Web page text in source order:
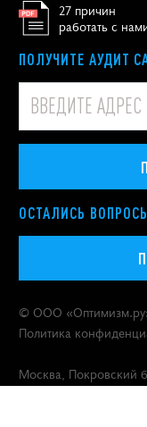
27 причин
работать с
ПОЛУЧИТЕ АУДИТ
ОСТАЛИСЬ
© ООО «Оптимизм.ру
Политика
Москва, Покровский